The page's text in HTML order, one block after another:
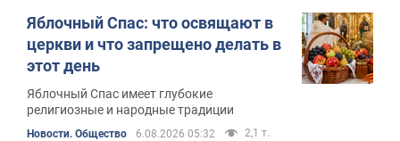
Яблочный Спас: что освящают в
церкви и что запрещено делать в
этот день
Яблочный Спас имеет глубокие
религиозные и народные традиции
Новости. Общество 6.08.2026 05:32 2,1 т.